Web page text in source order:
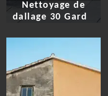
Nettoyage de
dallage 30 Gard